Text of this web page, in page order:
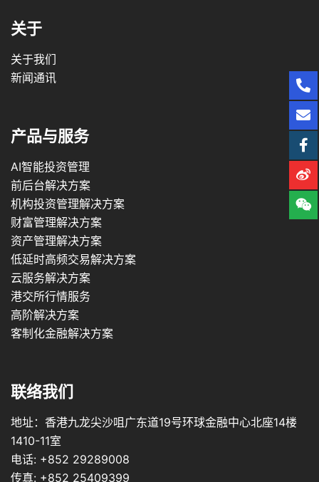
关于
关于我们
新闻通讯
产品与服务
AI智能投资管理
前后台解决方案
机构投资管理解决方案
财富管理解决方案
资产管理解决方案
低延时高频交易解决方案
云服务解决方案
港交所行情服务
高阶解决方案
客制化金融解决方案
联络我们
地址：香港九龙尖沙咀广东道19号环球金融中心北座14楼
1410-11室
电话: +852 29289008
传真: +852 25409399